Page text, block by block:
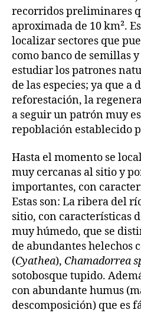
recorridos preliminares
aproximada de 10 km².
localizar sectores que
como banco de semillas
estudiar los patrones
de las especies; ya que a
reforestación, la
a seguir un patrón muy
repoblación establecido
Hasta el momento se
muy cercanas al sitio y
importantes, con
Estas son: La ribera del
sitio, con características
muy húmedo, que se
de abundantes helechos
(Cyathea), Chamadorrea
sotobosque tupido.
con abundante humus
descomposición) que es